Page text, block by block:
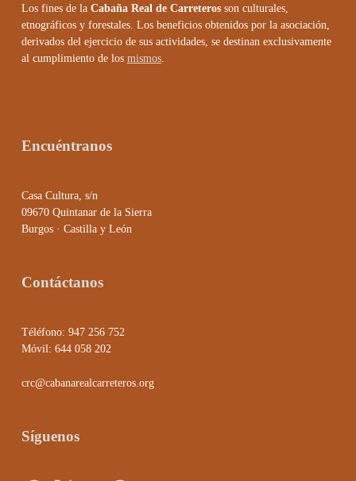
Los fines de la Cabaña Real de Carreterosson culturales,
etnográficos y forestales. Los beneficios obtenidos por la asociación,
derivados del ejercicio de sus actividades, se destinan exclusivamente
al cumplimiento de los mismos.
Encuéntranos
Casa Cultura, s/n
09670 Quintanar de la Sierra
Burgos · Castilla y León
Contáctanos
Téléfono: 947 256 752
Móvil: 644 058 202
crc@cabanarealcarreteros.org
Síguenos
Facebook
X YouTubeWhatsApp